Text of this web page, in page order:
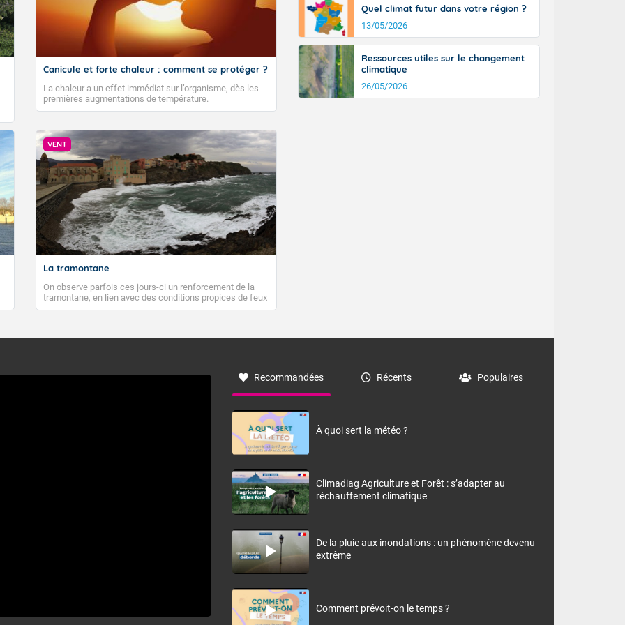
Canicule et forte chaleur : comment se protéger ?
La chaleur a un effet immédiat sur l’organisme, dès les
premières augmentations de température.
VENT
La tramontane
On observe parfois ces jours-ci un renforcement de la
tramontane, en lien avec des conditions propices de feux
de forêt. Mais qu'est-ce que la tramontane ? Quelles sont
à nord-ouest, dans un secteur qui part du Roussillon à la
monts, en allusion aux régions montagneuses d’où
Quel climat futur dans votre région ?
13/05/2026
Ressources utiles sur le changement
climatique
26/05/2026
Recommandées Récents Populaires
À quoi sert la météo ?
Climadiag Agriculture et Forêt : s’adapter au
réchauffement climatique
De la pluie aux inondations : un phénomène devenu
extrême
Comment prévoit-on le temps ?